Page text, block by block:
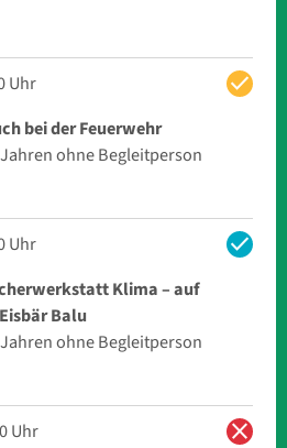
check
Uhr
bei der Feuerwehr
ohne Begleitperson
check
Uhr
Klima – auf
Balu
ohne Begleitperson
close
Uhr